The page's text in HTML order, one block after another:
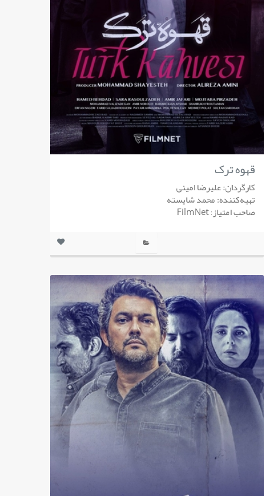
قهوه ترک
کارگردان: علیرضا امینی
تهیه‌کننده: محمد شایسته
صاحب امتیاز: FilmNet